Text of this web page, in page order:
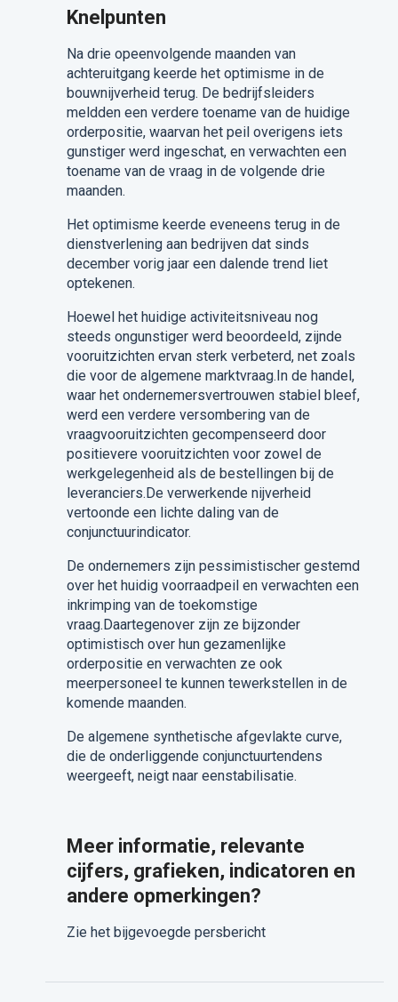
Knelpunten
Na drie opeenvolgende maanden van
achteruitgang keerde het optimisme in de
bouwnijverheid terug. De bedrijfsleiders
meldden een verdere toename van de huidige
orderpositie, waarvan het peil overigens iets
gunstiger werd ingeschat, en verwachten een
toename van de vraag in de volgende drie
maanden.
Het optimisme keerde eveneens terug in de
dienstverlening aan bedrijven dat sinds
december vorig jaar een dalende trend liet
optekenen.
Hoewel het huidige activiteitsniveau nog
steeds ongunstiger werd beoordeeld, zijnde
vooruitzichten ervan sterk verbeterd, net zoals
die voor de algemene marktvraag.In de handel,
waar het ondernemersvertrouwen stabiel bleef,
werd een verdere versombering van de
vraagvooruitzichten gecompenseerd door
positievere vooruitzichten voor zowel de
werkgelegenheid als de bestellingen bij de
leveranciers.De verwerkende nijverheid
vertoonde een lichte daling van de
conjunctuurindicator.
De ondernemers zijn pessimistischer gestemd
over het huidig voorraadpeil en verwachten een
inkrimping van de toekomstige
vraag.Daartegenover zijn ze bijzonder
optimistisch over hun gezamenlijke
orderpositie en verwachten ze ook
meerpersoneel te kunnen tewerkstellen in de
komende maanden.
De algemene synthetische afgevlakte curve,
die de onderliggende conjunctuurtendens
weergeeft, neigt naar eenstabilisatie.
Meer informatie, relevante
cijfers, grafieken, indicatoren en
andere opmerkingen?
Zie het bijgevoegde persbericht